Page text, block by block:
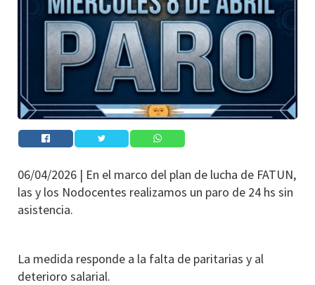
06/04/2026 | En el marco del plan de lucha de FATUN,
las y los Nodocentes realizamos un paro de 24 hs sin
asistencia.
La medida responde a la falta de paritarias y al
deterioro salarial.